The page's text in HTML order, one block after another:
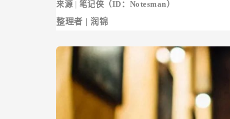
来源 | 笔记侠（ID：Notesman）
整理者 | 润锦